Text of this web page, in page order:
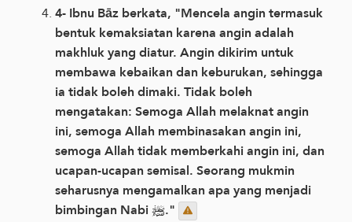
4- Ibnu Bāz berkata, "Mencela angin termasuk
bentuk kemaksiatan karena angin adalah
makhluk yang diatur. Angin dikirim untuk
membawa kebaikan dan keburukan, sehingga
ia tidak boleh dimaki. Tidak boleh
mengatakan: Semoga Allah melaknat angin
ini, semoga Allah membinasakan angin ini,
semoga Allah tidak memberkahi angin ini, dan
ucapan-ucapan semisal. Seorang mukmin
seharusnya mengamalkan apa yang menjadi
bimbingan Nabi ﷺ."